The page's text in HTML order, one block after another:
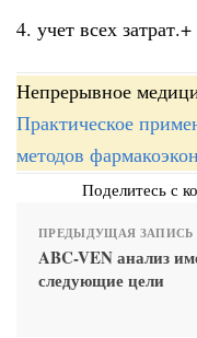
4. учет всех затрат.+
Непрерывное
Практическое
методов
Поделитесь с
ПРЕДЫДУЩАЯ ЗАПИСЬ
ABC-VEN анализ
следующие цели